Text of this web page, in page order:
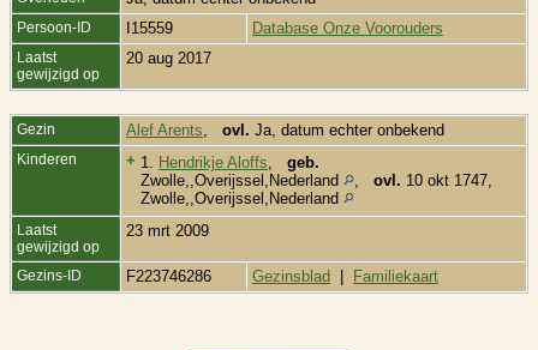
Persoon-ID I15559 Database Onze Voorouders
Laatst
gewijzigd op
20 aug 2017
Gezin Alef Arents ovl. Ja, datum echter onbekend
Kinderen + 1. Hendrikje Aloffs
geb.
Zwolle,,Overijssel,Nederland
ovl. 10 okt 1747,
Zwolle,,Overijssel,Nederland
Laatst
gewijzigd op
23 mrt 2009
Gezins-ID F223746286 Gezinsblad Familiekaart